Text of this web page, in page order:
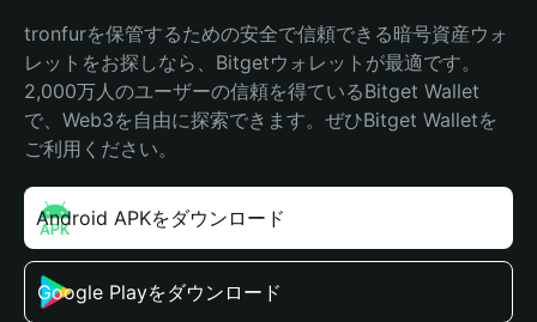
tronfurを保管するための安全で信頼できる暗号資産ウォ
レットをお探しなら、Bitgetウォレットが最適です。
2,000万人のユーザーの信頼を得ているBitget Wallet
で、Web3を自由に探索できます。ぜひBitget Walletを
ご利用ください。
Android APKをダウンロード
Google Playをダウンロード